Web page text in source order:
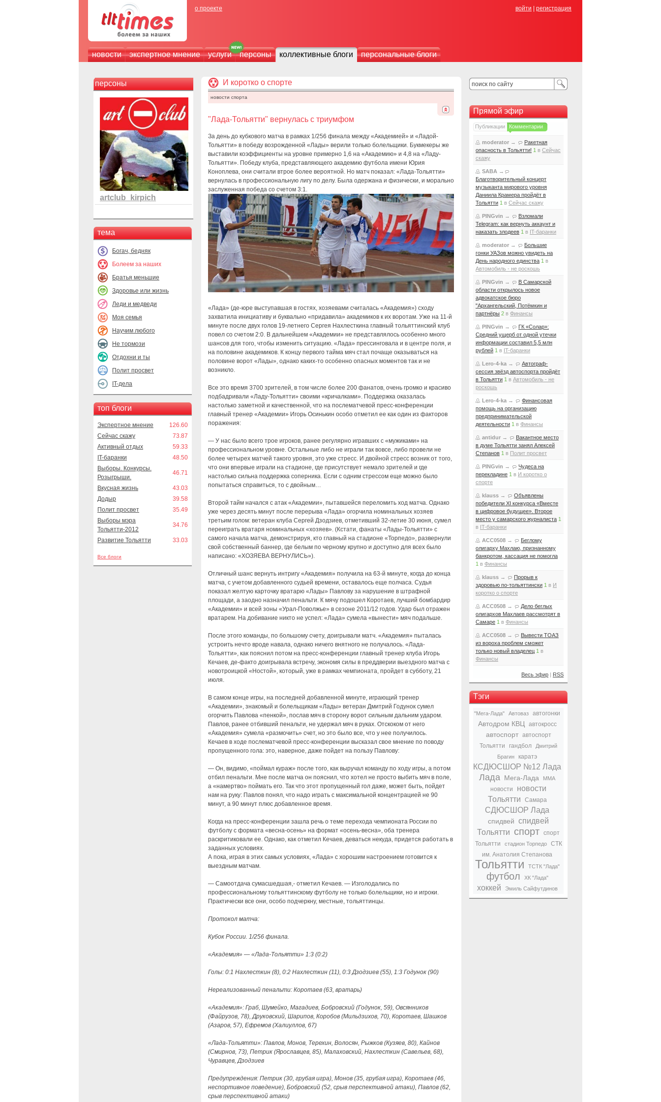
о проекте войти регистрация
новости экспертное мнение услуги персоны коллективные блоги персональные блоги
персоны
artclub_kirpich
тема
Богач, бедняк
Болеем за наших
Братья меньшие
Здоровье или жизнь
Леди и медведи
Моя семья
Научим любого
Не тормози
Отдохни и ты
Полит просвет
IT-дела
топ блоги
Экспертное мнение
126.60
Сейчас скажу
73.87
Активный отдых
59.33
IT-баранки
48.50
Выборы. Конкурсы.
Розыгрыши.
46.71
Вкусная жизнь
43.03
Додыр
39.58
Полит просвет
35.49
Выборы мэра
Тольятти-2012
34.76
Развитие Тольятти 33.03
Все блоги
И коротко о спорте
новости спорта
"Лада-Тольятти" вернулась с триумфом
За день до кубкового матча в рамках 1/256 финала между «Академией» и «Ладой-
Тольятти» в победу возрожденной «Лады» верили только болельщики. Букмекеры же
выставили коэффициенты на уровне примерно 1,6 на «Академию» и 4,8 на «Ладу-
Тольятти». Победу клуба, представляющего академию футбола имени Юрия
Коноплева, они считали втрое более вероятной. Но матч показал: «Лада-Тольятти»
вернулась в профессиональную лигу по делу. Была одержана и физически, и морально
заслуженная победа со счетом 3:1.
«Лада» (де-юре выступавшая в гостях, хозяевами считалась «Академия») сходу
захватила инициативу и буквально «придавила» академиков к их воротам. Уже на 11-й
минуте после двух голов 19-летнего Сергея Нахлесткина главный тольяттинский клуб
повел со счетом 2:0. В дальнейшем «Академии» не представлялось особенно много
шансов для того, чтобы изменить ситуацию. «Лада» прессинговала и в центре поля, и
на половине академиков. К концу первого тайма мяч стал почаще оказываться на
половине ворот «Лады», однако каких-то особенно опасных моментов так и не
возникло.
Все это время 3700 зрителей, в том числе более 200 фанатов, очень громко и красиво
подбадривали «Ладу-Тольятти» своими «кричалками». Поддержка оказалась
настолько заметной и качественной, что на послематчевой пресс-конференции
главный тренер «Академии» Игорь Осинькин особо отметил ее как один из факторов
поражения:
— У нас было всего трое игроков, ранее регулярно игравших с «мужиками» на
профессиональном уровне. Остальные либо не играли так вовсе, либо провели не
более четырех матчей такого уровня, это уже стресс. И двойной стресс возник от того,
что они впервые играли на стадионе, где присутствует немало зрителей и где
настолько сильна поддержка соперника. Если с одним стрессом еще можно было
попытаться справиться, то с двойным…
Второй тайм начался с атак «Академии», пытавшейся переломить ход матча. Однако
уже через десять минут после перерыва «Лада» огорчила номинальных хозяев
третьим голом: ветеран клуба Сергей Дзодзиев, отметивший 32-летие 30 июня, сумел
переиграть вратаря номинальных «хозяев». (Кстати, фанаты «Лады-Тольятти» с
самого начала матча, демонстрируя, кто главный на стадионе «Торпедо», развернули
свой собственный баннер, где белым по черному крупно и доступно для всех было
написано: «ХОЗЯЕВА ВЕРНУЛИСЬ»).
Отличный шанс вернуть интригу «Академия» получила на 63-й минуте, когда до конца
матча, с учетом добавленного судьей времени, оставалось еще полчаса. Судья
показал желтую карточку вратарю «Лады» Павлову за нарушение в штрафной
площади, а заодно назначил пенальти. К мячу подошел Коротаев, лучший бомбардир
«Академии» и всей зоны «Урал-Поволжье» в сезоне 2011/12 годов. Удар был отражен
вратарем. На добивание никто не успел: «Лада» сумела «вынести» мяч подальше.
После этого команды, по большому счету, доигрывали матч. «Академия» пыталась
устроить нечто вроде навала, однако ничего внятного не получалось. «Лада-
Тольятти», как пояснил потом на пресс-конференции главный тренер клуба Игорь
Кечаев, де-факто доигрывала встречу, экономя силы в преддверии выездного матча с
новотроицкой «Ностой», который, уже в рамках чемпионата, пройдет в субботу, 21
июля.
В самом конце игры, на последней добавленной минуте, играющий тренер
«Академии», знакомый и болельщикам «Лады» ветеран Дмитрий Годунок сумел
огорчить Павлова «пенкой», послав мяч в сторону ворот сильным дальним ударом.
Павлов, ранее отбивший пенальти, не удержал мяч в руках. Отскоком от него
«Академия» сумела «размочить» счет, но это было все, что у нее получилось.
Кечаев в ходе послематчевой пресс-конференции высказал свое мнение по поводу
пропущенного гола: это, наверное, даже пойдет на пользу Павлову:
— Он, видимо, «поймал кураж» после того, как выручал команду по ходу игры, а потом
отбил пенальти. Мне после матча он пояснил, что хотел не просто выбить мяч в поле,
а «намертво» поймать его. Так что этот пропущенный гол даже, может быть, пойдет
нам на руку: Павлов понял, что надо играть с максимальной концентрацией не 90
минут, а 90 минут плюс добавленное время.
Когда на пресс-конференции зашла речь о теме перехода чемпионата России по
футболу с формата «весна-осень» на формат «осень-весна», оба тренера
раскритиковали ее. Однако, как отметил Кечаев, деваться некуда, придется работать в
заданных условиях.
А пока, играя в этих самых условиях, «Лада» с хорошим настроением готовится к
выездным матчам.
— Самоотдача сумасшедшая,- отметил Кечаев. — Изголодались по
профессиональному тольяттинскому футболу не только болельщики, но и игроки.
Практически все они, особо подчеркну, местные, тольяттинцы.
Протокол матча:
Кубок России. 1/256 финала.
«Академия» — «Лада-Тольятти» 1:3 (0:2)
Голы: 0:1 Нахлесткин (8), 0:2 Нахлесткин (11), 0:3 Дзодзиев (55), 1:3 Годунок (90)
Нереализованный пенальти: Коротаев (63, вратарь)
«Академия»: Граб, Шумейко, Магадиев, Бобровский (Годунок, 59), Овсянников
(Файрузов, 78), Друковский, Шарипов, Коробов (Мильдзихов, 70), Коротаев, Шашков
(Азаров, 57), Ефремов (Халиуллов, 67)
«Лада-Тольятти»: Павлов, Монов, Терехин, Волосян, Рыжков (Кузяев, 80), Кайнов
(Смирнов, 73), Петрик (Ярославцев, 85), Малаховский, Нахлесткин (Савельев, 68),
Чуравцев, Дзодзиев
Предупреждения: Петрик (30, грубая игра), Монов (35, грубая игра), Коротаев (46,
неспортивное поведение), Бобровский (52, срыв перспективной атаки), Павлов (62,
срыв перспективной атаки)
Прямой эфир
Публикации Комментарии
moderator →
Ракетная
опасность в Тольятти! 1 в Сейчас
скажу
SABA →
Благотворительный концерт
музыканта мирового уровня
Даниила Крамера пройдёт в
Тольятти 1 в Сейчас скажу
PINGvin →
Взломали
Telegram: как вернуть аккаунт и
наказать злодеев 1 в IT-баранки
moderator →
Большие
гонки УАЗов можно увидеть на
День народного единства 1 в
Автомобиль - не роскошь
PINGvin →
В Самарской
области открылось новое
адвокатское бюро
"Архангельский, Потёмкин и
партнёры 2 в Финансы
PINGvin →
ГК «Солар»:
Средний ущерб от одной утечки
информации составил 5,5 млн
рублей 1 в IT-баранки
Lero-4-ka →
Автограф-
сессия звёзд автоспорта пройдёт
в Тольятти 1 в Автомобиль - не
роскошь
Lero-4-ka →
Финансовая
помощь на организацию
предпринимательской
деятельности 1 в Финансы
antidur →
Вакантное место
в думе Тольятти занял Алексей
Степанов 1 в Полит просвет
PINGvin →
Чудеса на
перекладине 1 в И коротко о
спорте
klauss →
Объявлены
победители XI конкурса «Вместе
в цифровое будущее». Второе
место у самарского журналиста 1
в IT-баранки
ACC0508 →
Беглому
олигарху Махлаю, признанному
банкротом, кассация не помогла
1 в Финансы
klauss →
Прорыв к
здоровью по-тольяттински 1 в И
коротко о спорте
ACC0508 →
Дело беглых
олигархов Махлаев рассмотрят в
Самаре 1 в Финансы
ACC0508 →
Вывести ТОАЗ
из вороха проблем сможет
только новый владелец 1 в
Финансы
Весь эфир | RSS
Тэги
"Мега-Лада" Автоваз автогонки
Автодром КВЦ автокросс
автоспорт
автоспорт
Тольятти
гандбол
Дмитрий
Брагин
каратэ
КСДЮСШОР №12 Лада
Лада Мега-Лада ММА
новости
новости
Тольятти
Самара
СДЮСШОР Лада
спидвей спидвей
Тольятти спорт спорт
Тольятти
стадион Торпедо
СТК
им. Анатолия Степанова
Тольятти ТСТК "Лада"
футбол ХК "Лада"
хоккей Эмиль Сайфутдинов